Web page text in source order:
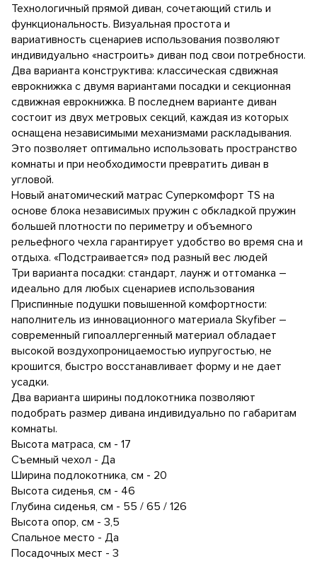
Технологичный прямой диван, сочетающий стиль и
функциональность. Визуальная простота и
вариативность сценариев использования позволяют
индивидуально «настроить» диван под свои потребности.
Два варианта конструктива: классическая сдвижная
еврокнижка с двумя вариантами посадки и секционная
сдвижная еврокнижка. В последнем варианте диван
состоит из двух метровых секций, каждая из которых
оснащена независимыми механизмами раскладывания.
Это позволяет оптимально использовать пространство
комнаты и при необходимости превратить диван в
угловой.
Новый анатомический матрас Суперкомфорт TS на
основе блока независимых пружин с обкладкой пружин
большей плотности по периметру и объемного
рельефного чехла гарантирует удобство во время сна и
отдыха. «Подстраивается» под разный вес людей
Три варианта посадки: стандарт, лаунж и оттоманка –
идеально для любых сценариев использования
Приспинные подушки повышенной комфортности:
наполнитель из инновационного материала Skyfiber –
современный гипоаллергенный материал обладает
высокой воздухопроницаемостью иупругостью, не
крошится, быстро восстанавливает форму и не дает
усадки.
Два варианта ширины подлокотника позволяют
подобрать размер дивана индивидуально по габаритам
комнаты.
Высота матраса, см - 17
Съемный чехол - Да
Ширина подлокотника, см - 20
Высота сиденья, см - 46
Глубина сиденья, см - 55 / 65 / 126
Высота опор, см - 3,5
Спальное место - Да
Посадочных мест - 3